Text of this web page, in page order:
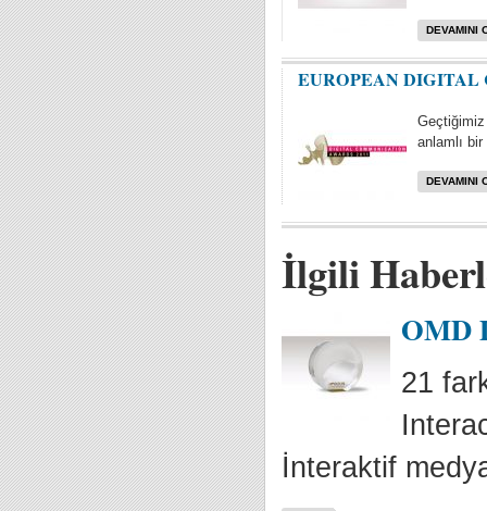
DEVAMINI
EUROPEAN DIGITAL
Geçtiğimiz
anlamlı
DEVAMINI
İlgili
OMD
21
İnteraktif